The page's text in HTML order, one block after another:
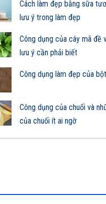
Cách làm đẹp bằng sữa
lưu ý trong làm đẹp
Công dụng của cây mã đề
lưu ý cần phải biết
Công dụng làm đẹp của
Công dụng của chuối và
của chuối ít ai ngờ